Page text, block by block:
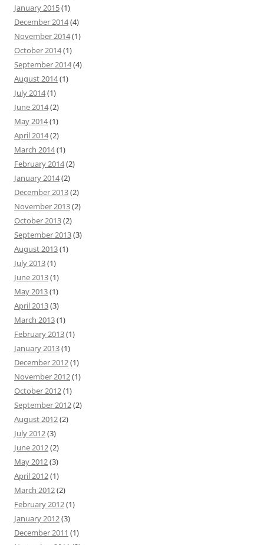
January 2015(1)
December 2014(4)
November 2014(1)
October 2014(1)
September 2014(4)
August 2014(1)
July 2014(1)
June 2014(2)
May 2014(1)
April 2014(2)
March 2014(1)
February 2014(2)
January 2014(2)
December 2013(2)
November 2013(2)
October 2013(2)
September 2013(3)
August 2013(1)
July 2013(1)
June 2013(1)
May 2013(1)
April 2013(3)
March 2013(1)
February 2013(1)
January 2013(1)
December 2012(1)
November 2012(1)
October 2012(1)
September 2012(2)
August 2012(2)
July 2012(3)
June 2012(2)
May 2012(3)
April 2012(1)
March 2012(2)
February 2012(1)
January 2012(3)
December 2011 (1)